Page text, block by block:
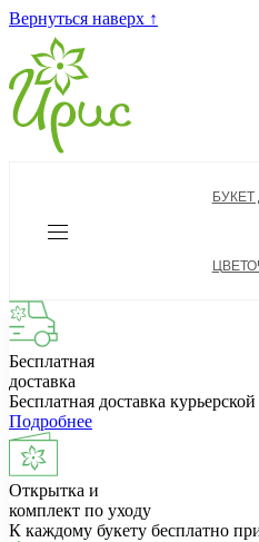
Вернуться наверх ↑
БУКЕТ
Бесплатная
доставка
Бесплатная доставка
Подробнее
Открытка и
комплект по уходу
К каждому букету бесплатно